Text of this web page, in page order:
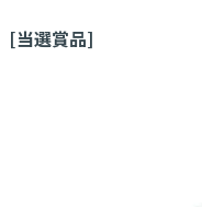
[当選賞品]